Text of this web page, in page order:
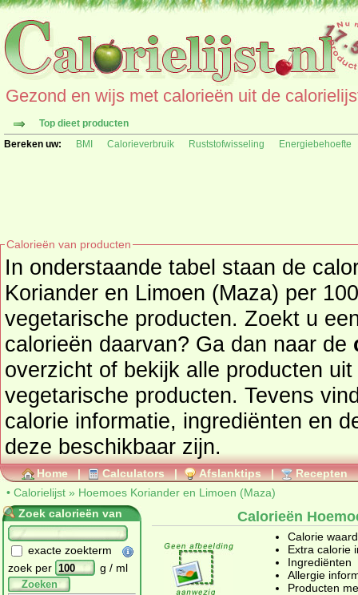
Gezond en wijs met calorieën uit de
Top dieet producten
Bereken uw:
BMI Calorieverbruik Ruststofwisseling Energiebehoefte
Calorieën van producten
In onderstaande tabel staan de
Koriander en Limoen (Maza) per
vegetarische producten. Zoekt u een ander product en de
calorieën daarvan? Ga dan naar de
overzicht of bekijk alle
vegetarische producten. Tevens vindt u ook de uitgebreide
calorie informatie, ingrediënten en
deze beschikbaar zijn.
Home | Calculators | Afslanktips | Recepten
• Calorielijst » Hoemoes Koriander en Limoen (Maza)
Zoek calorieën van
exacte zoekterm
zoek per
g / ml
Zoeken
Calorieën
Calorie
Extra calorie
Ingrediënten
Allergie
Producten